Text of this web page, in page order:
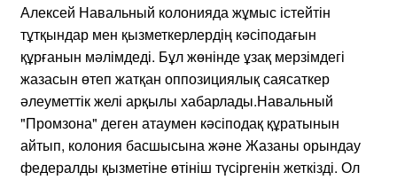
Алексей Навальный колонияда жұмыс істейтін
тұтқындар мен қызметкерлердің кәсіподағын
құрғанын мәлімдеді. Бұл жөнінде ұзақ мерзімдегі
жазасын өтеп жатқан оппозициялық саясаткер
әлеуметтік желі арқылы хабарлады.Навальный
"Промзона" деген атаумен кәсіподақ құратынын
айтып, колония басшысына және Жазаны орындау
федералды қызметіне өтініш түсіргенін жеткізді. Ол